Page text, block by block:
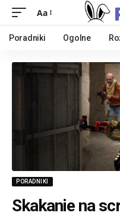
Aa
Poradniki Ogolne
PORADNIKI
Skakanie na